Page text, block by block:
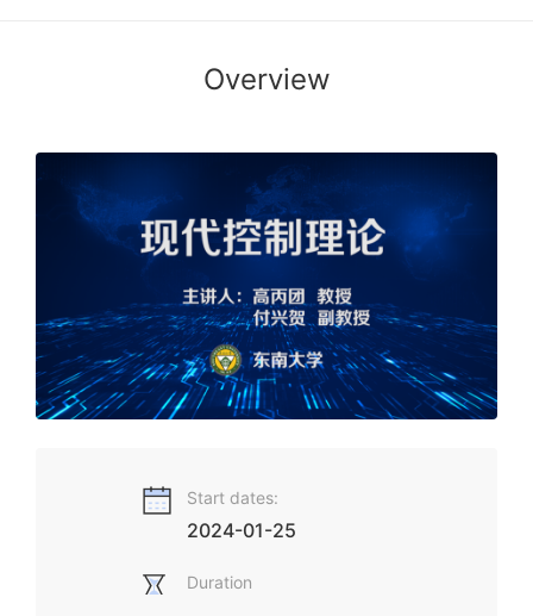
Overview
间描述“输入-状态-输出”诸变量间的因果关系，不但反映“输入-
输出”外部特性，而且揭示系统内部结构特性，学习本课程可为
其它专业课程学习和科研工作奠定基础。
Start dates:
2024-01-25
Duration